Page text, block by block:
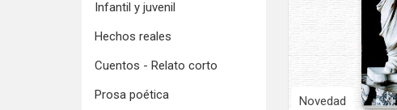
Infantil y juvenil
Hechos reales
Cuentos - Relato corto
Prosa poética
Novedad